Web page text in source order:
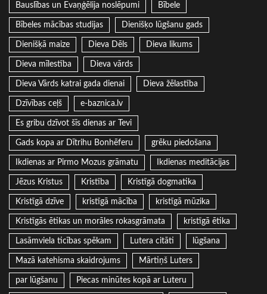
Bauslības un Evaņģēlija noslēpumi Bībele
Bībeles mācības studijas Dienišķo lūgšanu gads
Dienišķā maize Dieva Dēls Dieva likums
Dieva mīlestība Dieva vārds
Dieva Vārds katrai gada dienai Dieva žēlastība
Dzīvības ceļš e-baznica.lv
Es gribu dzīvot šīs dienas ar Tevi
Gads kopa ar Dītrihu Bonhēferu grēku piedošana
Ikdienas ar Pirmo Mozus grāmatu Ikdienas meditācijas
Jēzus Kristus Kristība Kristīgā dogmatika
Kristīgā dzīve kristīgā mācība kristīgā mūzika
Kristīgās ētikas un morāles rokasgrāmata kristīgā ētika
Lasāmviela ticības spēkam Lutera citāti lūgšana
Mazā katehisma skaidrojums Mārtiņš Luters
par lūgšanu Piecas minūtes kopā ar Luteru